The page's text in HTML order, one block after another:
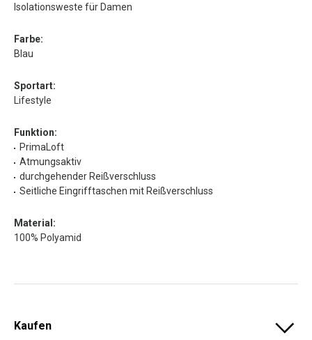
Isolationsweste für Damen
Farbe:
Blau
Sportart:
Lifestyle
Funktion:
PrimaLoft
Atmungsaktiv
durchgehender Reißverschluss
Seitliche Eingrifftaschen mit Reißverschluss
Material:
100% Polyamid
Kaufen